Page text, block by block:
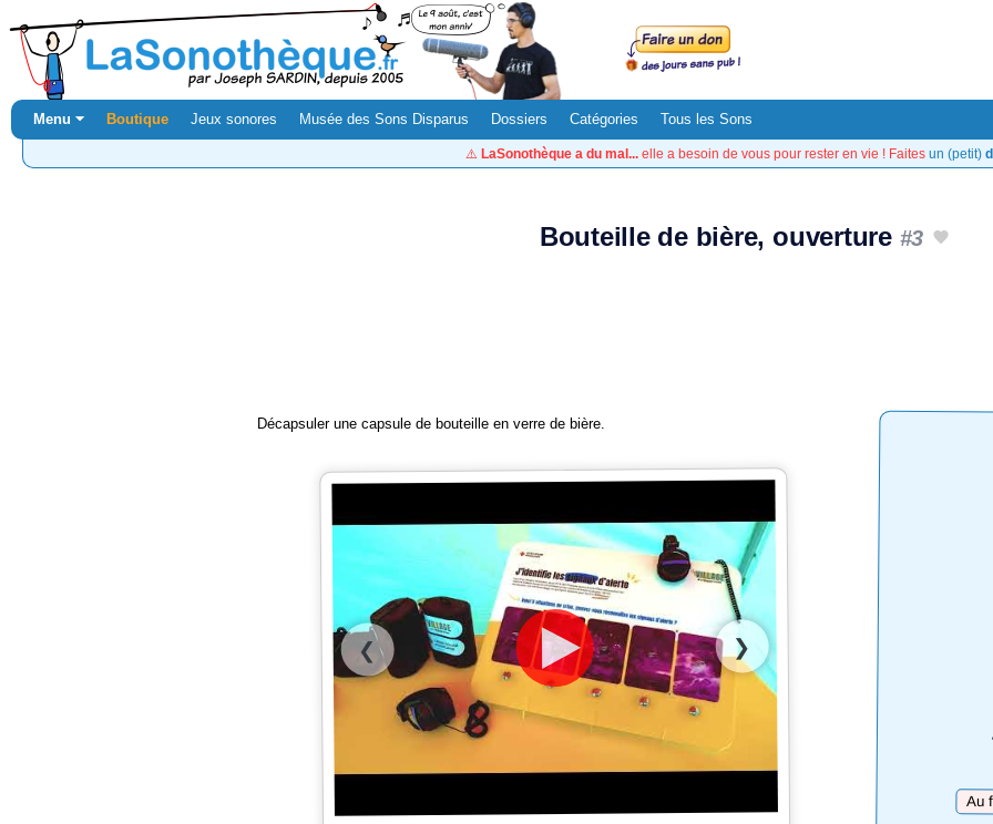
Menu ⏷ Boutique Jeux sonores Musée des Sons Disparus Dossiers Catégories Tous les Sons
⚠️ LaSonothèque a du mal... elle a besoin de vous pour rester en vie ! Faites un (petit)
Bouteille de bière, ouverture #3
Décapsuler une capsule de bouteille en verre de bière.
❮ ❯